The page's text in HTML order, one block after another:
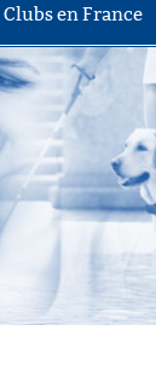
Clubs en France